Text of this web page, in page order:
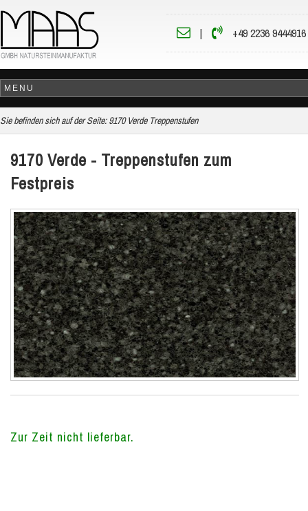
| +49 2236 9444916
Sie befinden sich auf der Seite: 9170 Verde Treppenstufen
9170 Verde - Treppenstufen zum
Festpreis
Zur Zeit nicht lieferbar.